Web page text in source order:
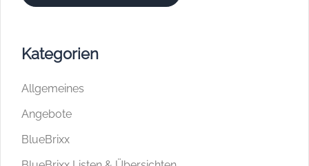
Kategorien
Allgemeines
Angebote
BlueBrixx